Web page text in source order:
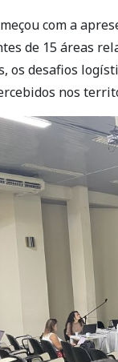
com a
de 15 áreas
os desafios
nos